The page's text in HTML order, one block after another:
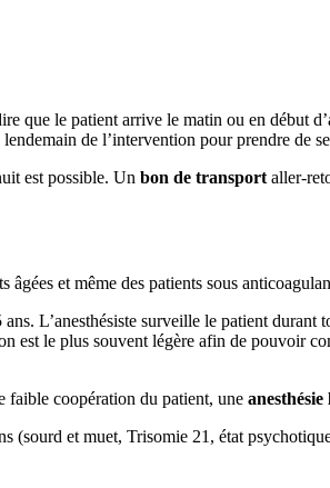
que le patient arrive le matin ou en début
de l’intervention pour prendre de
est possible. Un bon de transport aller-
âgées et même des patients sous
L’anesthésiste surveille le patient
est le plus souvent légère afin de pouvoir
faible coopération du patient, une anesthésie
et muet, Trisomie 21, état